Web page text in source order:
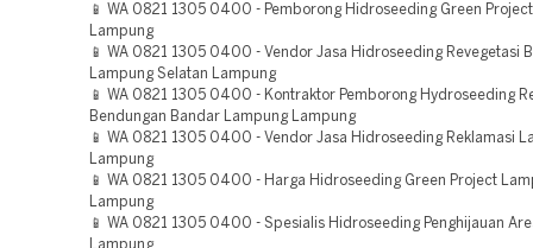
📱 WA 0821 1305 0400 - Pemborong Hidroseeding Green
Lampung
📱 WA 0821 1305 0400 - Vendor Jasa Hidroseeding Revegetasi
Lampung Selatan Lampung
📱 WA 0821 1305 0400 - Kontraktor Pemborong Hydroseeding
Bendungan Bandar Lampung Lampung
📱 WA 0821 1305 0400 - Vendor Jasa Hidroseeding Reklamasi
Lampung
📱 WA 0821 1305 0400 - Harga Hidroseeding Green Project
Lampung
📱 WA 0821 1305 0400 - Spesialis Hidroseeding Penghijauan
Lampung